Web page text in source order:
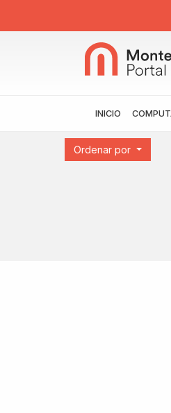
INICIO
Ordenar por